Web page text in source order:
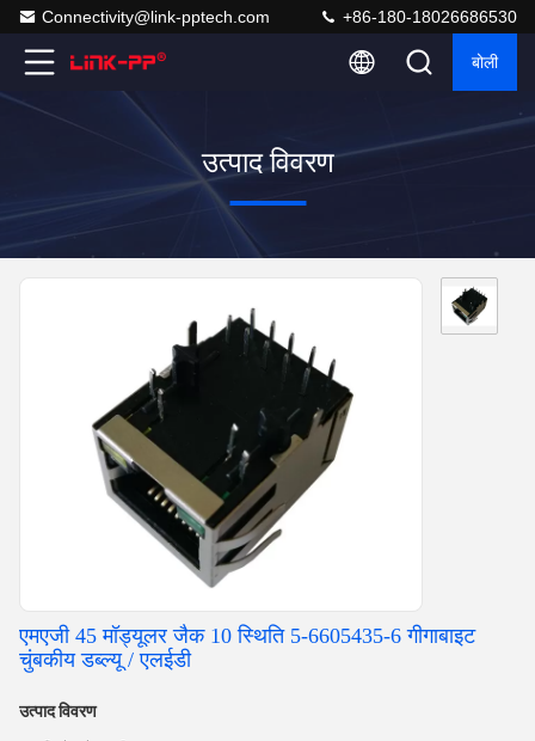
Connectivity@link-pptech.com +86-180-18026686530
बोली
उत्पाद विवरण
एमएजी 45 मॉड्यूलर जैक 10 स्थिति 5-6605435-6 गीगाबाइट
चुंबकीय डब्ल्यू / एलईडी
उत्पाद विवरण